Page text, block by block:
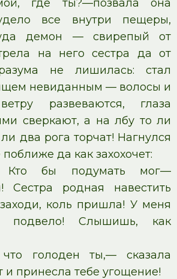
где ты?—позвала она
все внутри пещеры,
демон — свирепый от
на него сестра да от
не лишилась: стал
невиданным — волосы и
развеваются, глаза
сверкают, а на лбу то ли
два рога торчат! Нагнулся
да как захохочет:
Кто бы подумать мог—
Сестра родная навестить
коль пришла! У меня
подвело! Слышишь, как
голоден ты,— сказала
принесла тебе угощение!